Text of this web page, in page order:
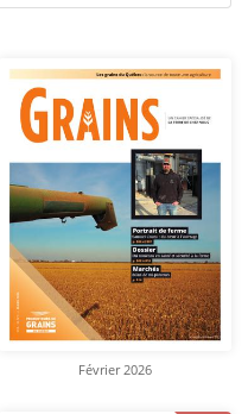
Février 2026